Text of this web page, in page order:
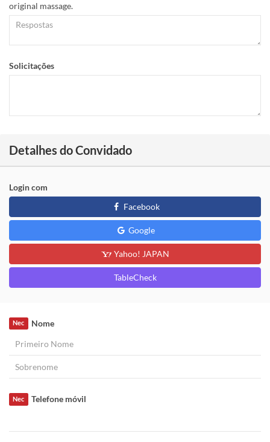
original massage.
Solicitações
Detalhes do Convidado
Login com
Facebook
Google
Yahoo! JAPAN
TableCheck
Nome
Nec
Telefone móvil
Nec